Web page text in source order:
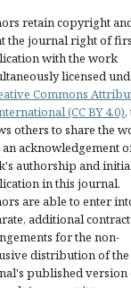
retain copyright
the journal right of
with the work
licensed
Commons
(CC BY 4.0),
others to share the
acknowledgement
authorship and
in this journal.
are able to enter
additional
for the non-
distribution of the
published version